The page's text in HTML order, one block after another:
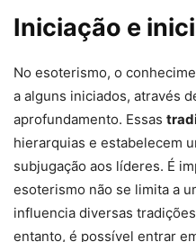
Iniciação e
No esoterismo, o
a alguns iniciados, através
aprofundamento. Essas
hierarquias e estabelecem
subjugação aos líderes. É
esoterismo não se limita a
influencia diversas
entanto, é possível entrar